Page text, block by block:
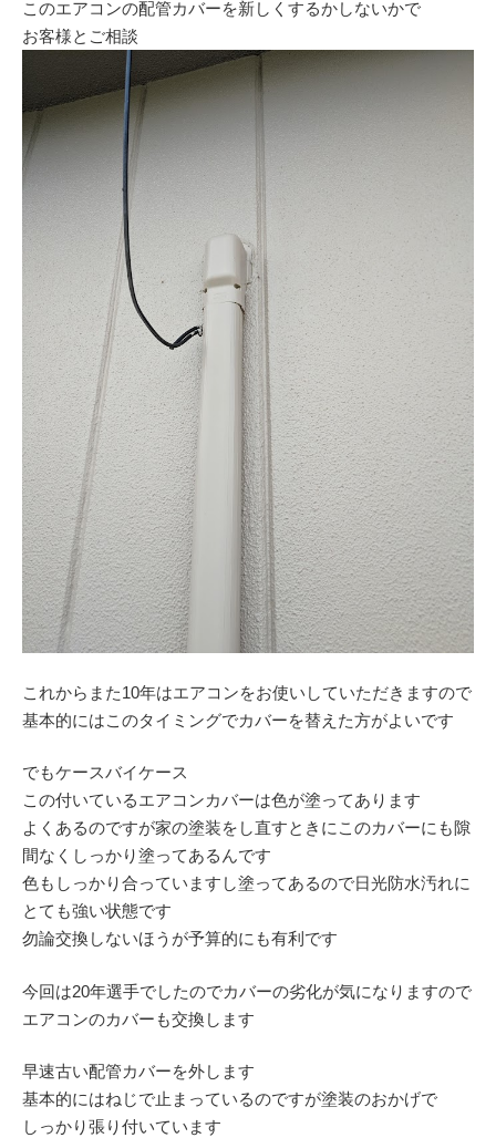
このエアコンの配管カバーを新しくするかしないかで
お客様とご相談
これからまた10年はエアコンをお使いしていただきますので
基本的にはこのタイミングでカバーを替えた方がよいです
でもケースバイケース
この付いているエアコンカバーは色が塗ってあります
よくあるのですが家の塗装をし直すときにこのカバーにも隙
間なくしっかり塗ってあるんです
色もしっかり合っていますし塗ってあるので日光防水汚れに
とても強い状態です
勿論交換しないほうが予算的にも有利です
今回は20年選手でしたのでカバーの劣化が気になりますので
エアコンのカバーも交換します
早速古い配管カバーを外します
基本的にはねじで止まっているのですが塗装のおかげで
しっかり張り付いています